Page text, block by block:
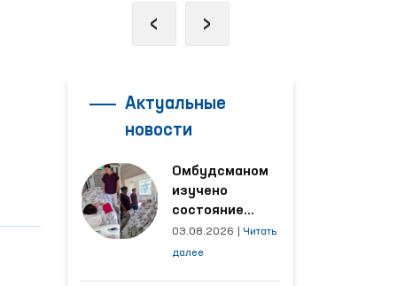
‹ ›
Актуальные
новости
Омбудсманом
изучено
состояние
женщины,
пострадавшей от
03.08.2026
Читать
далее